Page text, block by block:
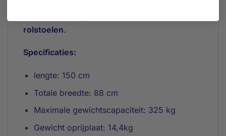
rolstoelen.
Specificaties:
lengte: 150 cm
Totale breedte: 88 cm
Maximale gewichtscapaciteit: 325 kg
Gewicht oprijplaat: 14,4kg